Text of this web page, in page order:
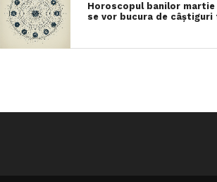
Horoscopul banilor
se vor bucura de câștiguri